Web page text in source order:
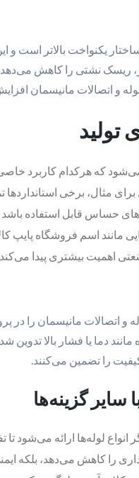
یکنواخت بالاتر است و
ریسک نشتی را کاهش می‌دهد.
اتصالات مانیسمان
تولید
مثال، برخی
حساس قابل استفاده
اسم فروشگاه پایپ
اهمیت بیشتری پیدا می‌کند.
و اتصالات مانیسمان را
دما یا فشار بالا تدوین
را تضمین می‌کنند.
گزینه‌ها
انواع لوله‌ها ارائه
را کاهش می‌دهد، بلکه